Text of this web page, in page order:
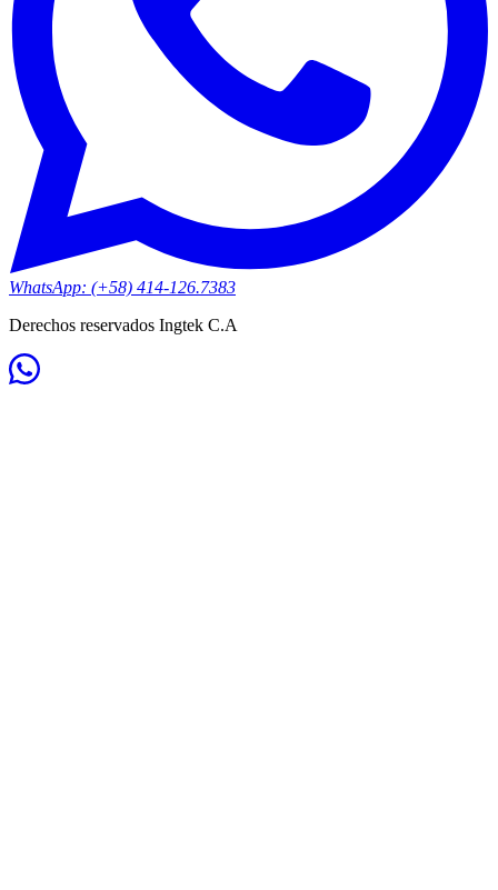
WhatsApp: (+58) 414-126.7383
Derechos reservados Ingtek C.A